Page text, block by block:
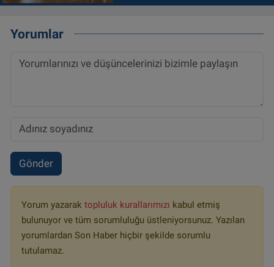
Yorumlar
Gönder
Yorum yazarak topluluk kurallarımızı kabul etmiş
bulunuyor ve tüm sorumluluğu üstleniyorsunuz. Yazılan
yorumlardan Son Haber hiçbir şekilde sorumlu
tutulamaz.